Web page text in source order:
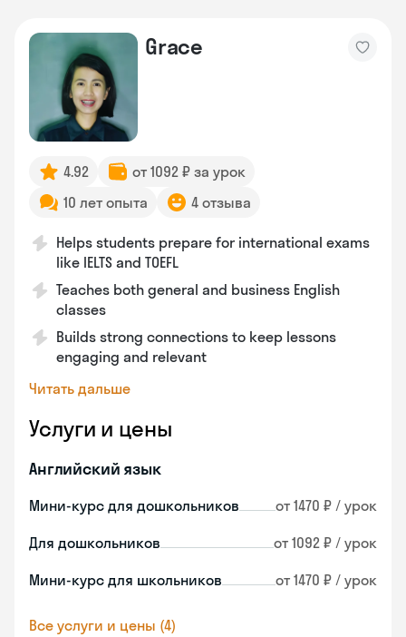
Grace
4.92
от 1092 ₽ за урок
10 лет опыта
4 отзыва
Helps students prepare for international exams
like IELTS and TOEFL
Teaches both general and business English
classes
Builds strong connections to keep lessons
engaging and relevant
Читать дальше
Услуги и цены
Английский язык
Мини-курс для дошкольников от 1470 ₽ / урок
Для дошкольников от 1092 ₽ / урок
Мини-курс для школьников от 1470 ₽ / урок
Все услуги и цены (4)